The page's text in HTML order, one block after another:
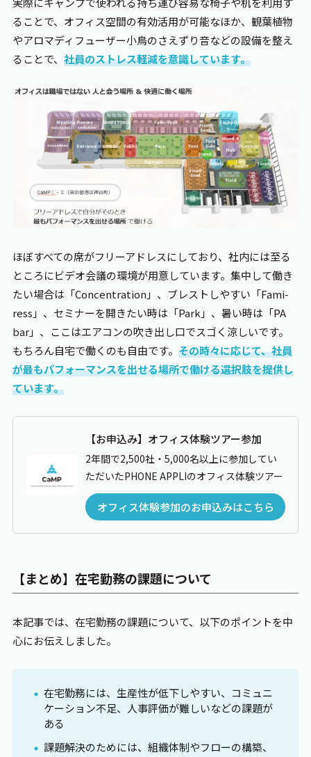
ることで、オフィス空間の有効活用が可能なほか、観葉植物
やアロマディフューザー小鳥のさえずり音などの設備を整え
ることで、 社員のストレス軽減を意識しています。
ほぼすべての席がフリーアドレスにしており、社内には至る
ところにビデオ会議の環境が用意しています。集中して働き
たい場合は「Concentration」、ブレストしやすい「Fami-
ress」、セミナーを開きたい時は「Park」、暑い時は「PA
bar」、ここはエアコンの吹き出し口でスゴく涼しいです。
もちろん自宅で働くのも自由です。 その時々に応じて、社員
が最もパフォーマンスを出せる場所で働ける選択肢を提供し
ています。
【お申込み】オフィス体験ツアー参加
2年間で2,500社・5,000名以上に参加してい
ただいたPHONE APPLIのオフィス体験ツアー
オフィス体験参加のお申込みはこちら
【まとめ】在宅勤務の課題について
本記事では、在宅勤務の課題について、以下のポイントを中
心にお伝えしました。
在宅勤務には、生産性が低下しやすい、コミュニ
ケーション不足、人事評価が難しいなどの課題が
ある
課題解決のためには、組織体制やフローの構築、